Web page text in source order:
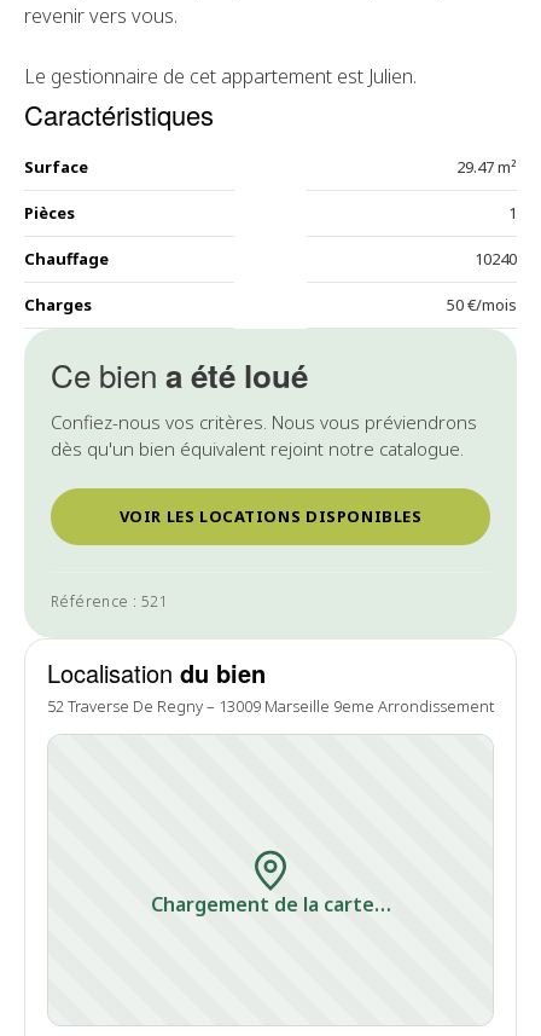
Ce bien a été loué
Confiez-nous vos critères. Nous vous préviendrons
dès qu'un bien équivalent rejoint notre catalogue.
VOIR LES LOCATIONS DISPONIBLES
Référence : 521
Localisation du bien
52 Traverse De Regny – 13009 Marseille 9eme Arrondissement
Chargement de la carte…
revenir vers vous.
Le gestionnaire de cet appartement est Julien.
Caractéristiques
Surface 29.47 m²
Pièces 1
Chauffage 10240
Charges 50 €/mois